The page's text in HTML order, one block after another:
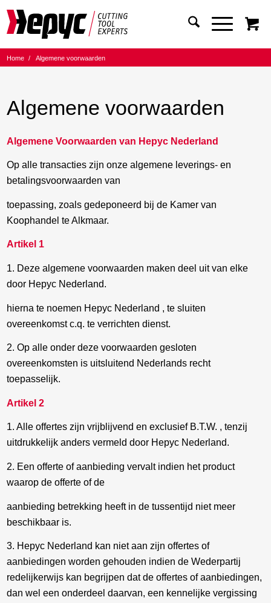
Home / Algemene voorwaarden
Algemene voorwaarden
Algemene Voorwaarden van Hepyc Nederland
Op alle transacties zijn onze algemene leverings- en
betalingsvoorwaarden van
toepassing, zoals gedeponeerd bij de Kamer van
Koophandel te Alkmaar.
Artikel 1
1. Deze algemene voorwaarden maken deel uit van elke
door Hepyc Nederland.
hierna te noemen Hepyc Nederland , te sluiten
overeenkomst c.q. te verrichten dienst.
2. Op alle onder deze voorwaarden gesloten
overeenkomsten is uitsluitend Nederlands recht
toepasselijk.
Artikel 2
1. Alle offertes zijn vrijblijvend en exclusief B.T.W. , tenzij
uitdrukkelijk anders vermeld door Hepyc Nederland.
2. Een offerte of aanbieding vervalt indien het product
waarop de offerte of de
aanbieding betrekking heeft in de tussentijd niet meer
beschikbaar is.
3. Hepyc Nederland kan niet aan zijn offertes of
aanbiedingen worden gehouden indien de Wederpartij
redelijkerwijs kan begrijpen dat de offertes of aanbiedingen,
dan wel een onderdeel daarvan, een kennelijke vergissing